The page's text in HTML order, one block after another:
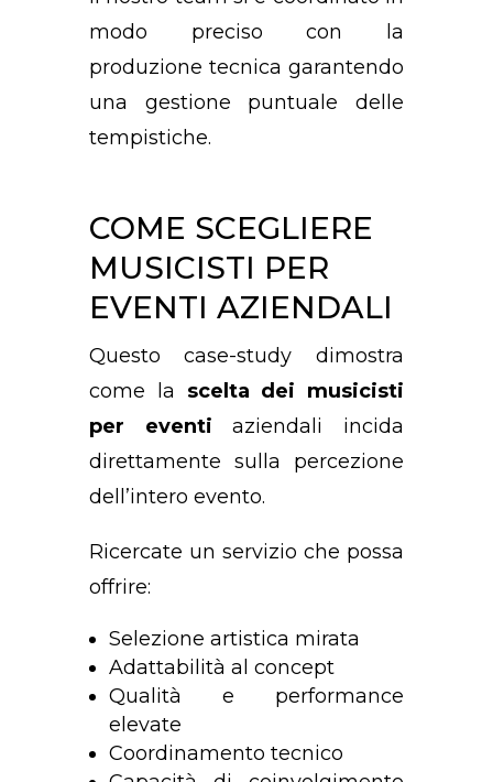
modo preciso con la
produzione tecnica garantendo
una gestione puntuale delle
tempistiche.
COME SCEGLIERE
MUSICISTI PER
EVENTI AZIENDALI
Questo case-study dimostra
come la scelta dei musicisti
per eventi aziendali incida
direttamente sulla percezione
dell’intero evento.
Ricercate un servizio che possa
offrire:
Selezione artistica mirata
Adattabilità al concept
Qualità e performance
elevate
Coordinamento tecnico